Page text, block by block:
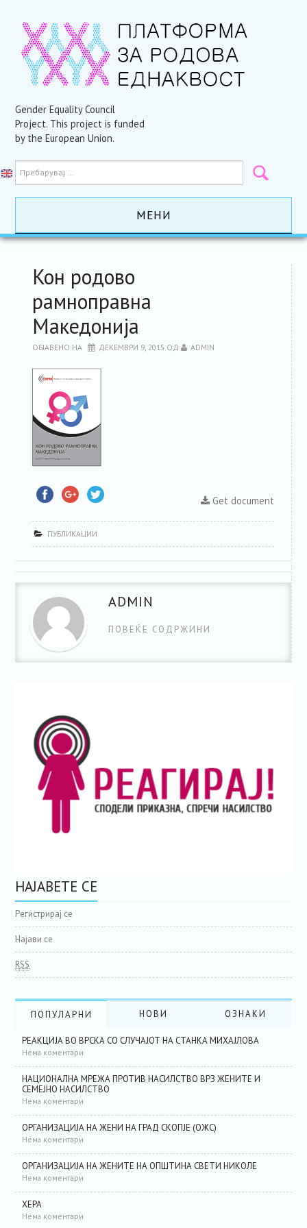
Gender Equality Council
Project. This project is funded
by the European Union.
МЕНИ
АКТИВНОСТИ
РЕСУРСИ
ЗА ЧЛЕНКИТЕ
ФОРУМ
ЗА ПЛАТФОРМАТА
Кон родово
рамноправна
Македонија
ОБЈАВЕНО НА ДЕКЕМВРИ 9, 2015 ОД ADMIN
Get document
ПУБЛИКАЦИИ
ADMIN
ПОВЕЌЕ СОДРЖИНИ
НАЈАВЕТЕ СЕ
Регистрирај се
Најави се
RSS
ПОПУЛАРНИ НОВИ ОЗНАКИ
РЕАКЦИЈА ВО ВРСКА СО СЛУЧАЈОТ НА СТАНКА МИХАЈЛОВА
Нема коментари
НАЦИОНАЛНА МРЕЖА ПРОТИВ НАСИЛСТВО ВРЗ ЖЕНИТЕ И
СЕМЕЈНО НАСИЛСТВО
Нема коментари
ОРГАНИЗАЦИЈА НА ЖЕНИ НА ГРАД СКОПЈЕ (ОЖС)
Нема коментари
ОРГАНИЗАЦИЈА НА ЖЕНИТЕ НА ОПШТИНА СВЕТИ НИКОЛЕ
Нема коментари
ХЕРА
Нема коментари